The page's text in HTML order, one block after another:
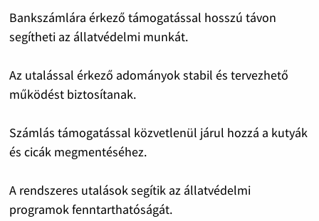
Bankszámlára érkező támogatással hosszú távon
segítheti az állatvédelmi munkát.
Az utalással érkező adományok stabil és tervezhető
működést biztosítanak.
Számlás támogatással közvetlenül járul hozzá a kutyák
és cicák megmentéséhez.
A rendszeres utalások segítik az állatvédelmi
programok fenntarthatóságát.